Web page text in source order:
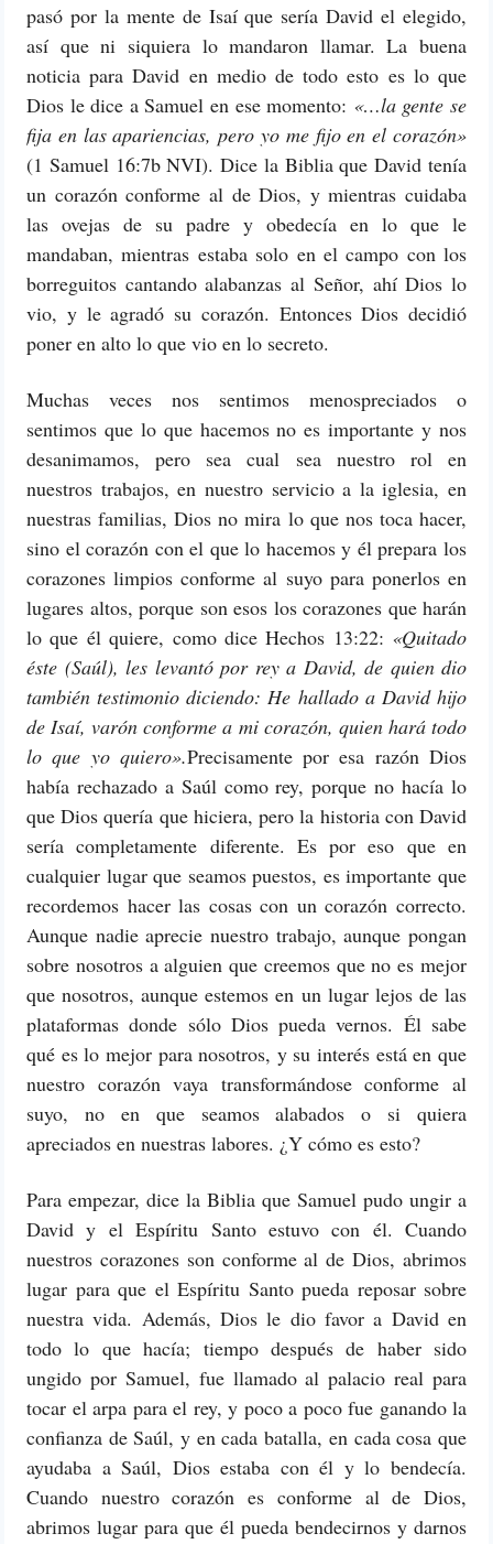
pasó por la mente de Isaí que sería David el elegido,
así que ni siquiera lo mandaron llamar. La buena
noticia para David en medio de todo esto es lo que
Dios le dice a Samuel en ese momento: «…la gente se
fija en las apariencias, pero yo me fijo en el corazón»
(1 Samuel 16:7b NVI). Dice la Biblia que David tenía
un corazón conforme al de Dios, y mientras cuidaba
las ovejas de su padre y obedecía en lo que le
mandaban, mientras estaba solo en el campo con los
borreguitos cantando alabanzas al Señor, ahí Dios lo
vio, y le agradó su corazón. Entonces Dios decidió
poner en alto lo que vio en lo secreto.
Muchas veces nos sentimos menospreciados o
sentimos que lo que hacemos no es importante y nos
desanimamos, pero sea cual sea nuestro rol en
nuestros trabajos, en nuestro servicio a la iglesia, en
nuestras familias, Dios no mira lo que nos toca hacer,
sino el corazón con el que lo hacemos y él prepara los
corazones limpios conforme al suyo para ponerlos en
lugares altos, porque son esos los corazones que harán
lo que él quiere, como dice Hechos 13:22: «Quitado
éste (Saúl), les levantó por rey a David, de quien dio
también testimonio diciendo: He hallado a David hijo
de Isaí, varón conforme a mi corazón, quien hará todo
lo que yo quiero».Precisamente por esa razón Dios
había rechazado a Saúl como rey, porque no hacía lo
que Dios quería que hiciera, pero la historia con David
sería completamente diferente. Es por eso que en
cualquier lugar que seamos puestos, es importante que
recordemos hacer las cosas con un corazón correcto.
Aunque nadie aprecie nuestro trabajo, aunque pongan
sobre nosotros a alguien que creemos que no es mejor
que nosotros, aunque estemos en un lugar lejos de las
plataformas donde sólo Dios pueda vernos. Él sabe
qué es lo mejor para nosotros, y su interés está en que
nuestro corazón vaya transformándose conforme al
suyo, no en que seamos alabados o si quiera
apreciados en nuestras labores. ¿Y cómo es esto?
Para empezar, dice la Biblia que Samuel pudo ungir a
David y el Espíritu Santo estuvo con él. Cuando
nuestros corazones son conforme al de Dios, abrimos
lugar para que el Espíritu Santo pueda reposar sobre
nuestra vida. Además, Dios le dio favor a David en
todo lo que hacía; tiempo después de haber sido
ungido por Samuel, fue llamado al palacio real para
tocar el arpa para el rey, y poco a poco fue ganando la
confianza de Saúl, y en cada batalla, en cada cosa que
ayudaba a Saúl, Dios estaba con él y lo bendecía.
Cuando nuestro corazón es conforme al de Dios,
abrimos lugar para que él pueda bendecirnos y darnos